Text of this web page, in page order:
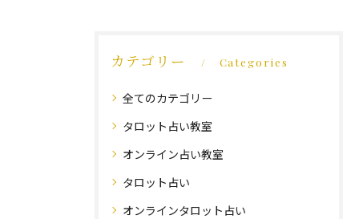
カテゴリー Categories
全てのカテゴリー
タロット占い教室
オンライン占い教室
タロット占い
オンラインタロット占い